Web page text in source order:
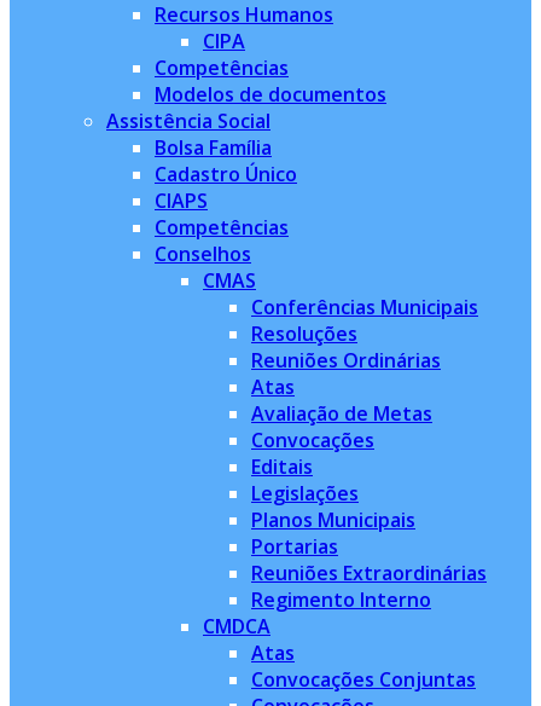
Recursos Humanos
CIPA
Competências
Modelos de documentos
Assistência Social
Bolsa Família
Cadastro Único
CIAPS
Competências
Conselhos
CMAS
Conferências Municipais
Resoluções
Reuniões Ordinárias
Atas
Avaliação de Metas
Convocações
Editais
Legislações
Planos Municipais
Portarias
Reuniões Extraordinárias
Regimento Interno
CMDCA
Atas
Convocações Conjuntas